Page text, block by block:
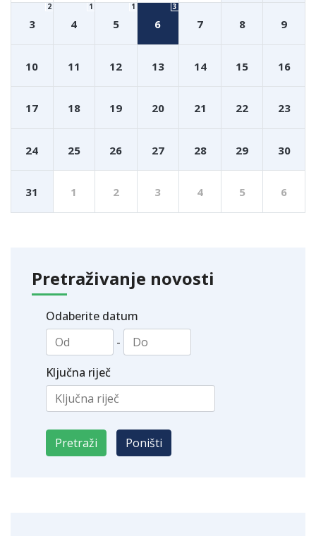
3
2
4
1
5
1
6
3
7 8 9
10 11 12 13 14 15 16
17 18 19 20 21 22 23
24 25 26 27 28 29 30
31 1 2 3 4 5 6
Pretraživanje novosti
Odaberite datum
-
Ključna riječ